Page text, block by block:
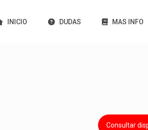
INICIO DUDAS MAS INFO
Consultar